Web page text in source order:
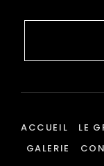
ACCUEIL LE
GALERIE